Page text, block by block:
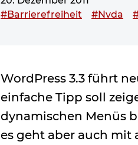
Dieser Beitrag wurde
#Barrierefreiheit #Nvda
WordPress 3.3 führt
einfache Tipp soll
dynamischen Menüs
es geht aber auch mit